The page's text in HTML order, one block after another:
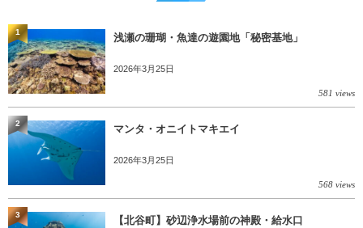
浅瀬の珊瑚・魚達の遊園地「秘密基地」
2026年3月25日
581 views
1
マンタ・オニイトマキエイ
2026年3月25日
568 views
2
【北谷町】砂辺浄水場前の神殿・給水口
3